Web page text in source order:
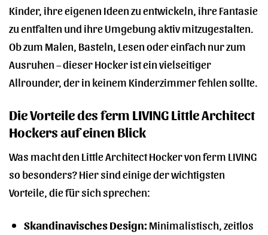
Kinder, ihre eigenen Ideen zu entwickeln, ihre Fantasie
zu entfalten und ihre Umgebung aktiv mitzugestalten.
Ob zum Malen, Basteln, Lesen oder einfach nur zum
Ausruhen – dieser Hocker ist ein vielseitiger
Allrounder, der in keinem Kinderzimmer fehlen sollte.
Die Vorteile des ferm LIVING Little Architect
Hockers auf einen Blick
Was macht den Little Architect Hocker von ferm LIVING
so besonders? Hier sind einige der wichtigsten
Vorteile, die für sich sprechen:
Skandinavisches Design:Minimalistisch, zeitlos